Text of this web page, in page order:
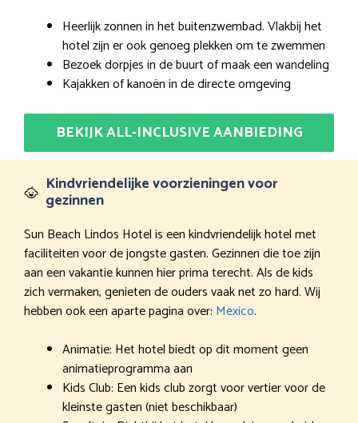
Heerlijk zonnen in het buitenzwembad. Vlakbij het
hotel zijn er ook genoeg plekken om te zwemmen
Bezoek dorpjes in de buurt of maak een wandeling
Kajakken of kanoën in de directe omgeving
BEKIJK ALL-INCLUSIVE AANBIEDING
Kindvriendelijke voorzieningen voor
gezinnen
Sun Beach Lindos Hotel is een kindvriendelijk hotel met
faciliteiten voor de jongste gasten. Gezinnen die toe zijn
aan een vakantie kunnen hier prima terecht. Als de kids
zich vermaken, genieten de ouders vaak net zo hard. Wij
hebben ook een aparte pagina over: Mexico.
Animatie: Het hotel biedt op dit moment geen
animatieprogramma aan
Kids Club: Een kids club zorgt voor vertier voor de
kleinste gasten (niet beschikbaar)